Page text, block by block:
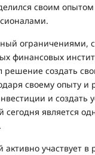
своим
ограничениями,
финансовых
создать
своему опыту и
и создать
сегодня является
участвует в